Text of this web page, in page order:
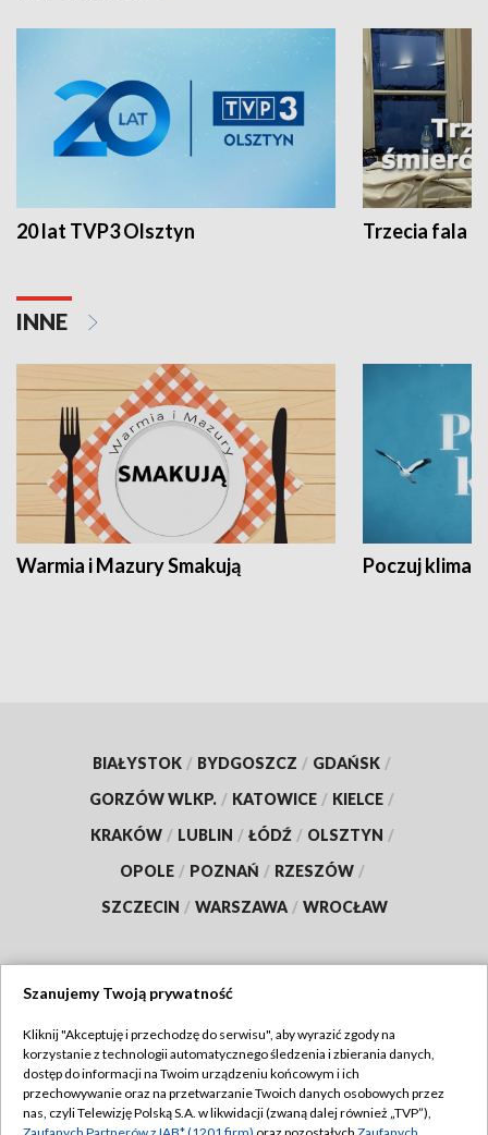
20 lat TVP3 Olsztyn Trzecia fala -
INNE
Warmia i Mazury Smakują Poczuj klimat
BIAŁYSTOK / BYDGOSZCZ / GDAŃSK /
GORZÓW WLKP. / KATOWICE / KIELCE /
KRAKÓW / LUBLIN / ŁÓDŹ / OLSZTYN /
OPOLE / POZNAŃ / RZESZÓW /
SZCZECIN / WARSZAWA / WROCŁAW
TVP
Abonament TVP
Emisja w TVP
Regulamin TVP
Szanujemy Twoją prywatność
Kliknij "Akceptuję i przechodzę do serwisu", aby wyrazić zgody na
korzystanie z technologii automatycznego śledzenia i zbierania danych,
dostęp do informacji na Twoim urządzeniu końcowym i ich
przechowywanie oraz na przetwarzanie Twoich danych osobowych przez
nas, czyli Telewizję Polską S.A. w likwidacji (zwaną dalej również „TVP”),